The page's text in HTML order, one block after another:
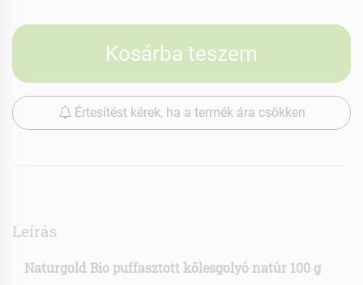
Kosárba teszem
Értesítést kérek, ha a termék ára csökken
Leírás
Naturgold Bio puffasztott kölesgolyó natúr 100 g